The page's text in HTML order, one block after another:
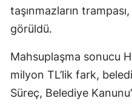
taşınmazların
görüldü.
Mahsuplaşma sonucu
milyon TL’lik fark,
Süreç, Belediye